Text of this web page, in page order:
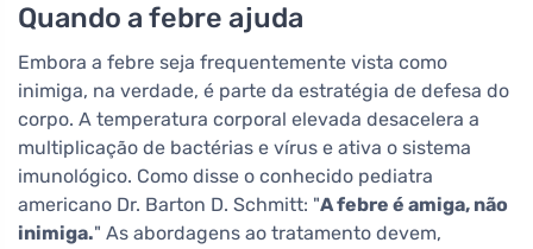
Quando a febre ajuda
Embora a febre seja frequentemente vista como
inimiga, na verdade, é parte da estratégia de defesa do
corpo. A temperatura corporal elevada desacelera a
multiplicação de bactérias e vírus e ativa o sistema
imunológico. Como disse o conhecido pediatra
americano Dr. Barton D. Schmitt: "A febre é amiga, não
inimiga." As abordagens ao tratamento devem,